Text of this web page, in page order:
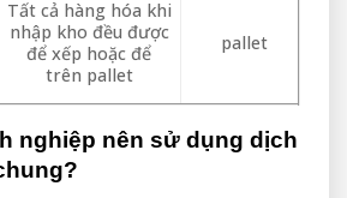
Tất cả hàng hóa khi
nhập kho đều được
để xếp hoặc để
trên pallet
pallet
nghiệp nên sử dụng dịch